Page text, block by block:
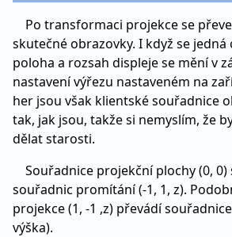
Po transformaci projekce se
skutečné obrazovky. I když se jedná
poloha a rozsah displeje se mění v
nastavení výřezu nastaveném na
her jsou však klientské souřadnice
tak, jak jsou, takže si nemyslím, že
dělat starosti.
Souřadnice projekční plochy (0, 0)
souřadnic promítání (-1, 1, z).
projekce (1, -1 ,z) převádí
výška).